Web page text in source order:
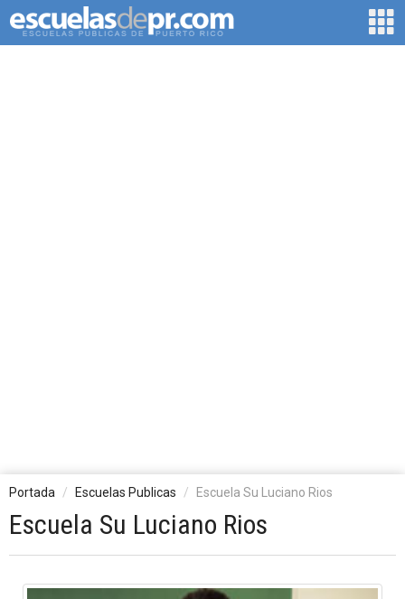
Portada Escuelas Publicas Escuela Su Luciano Rios
Escuela Su Luciano Rios